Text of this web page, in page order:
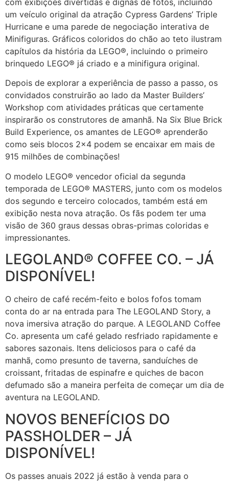
um veículo original da atração Cypress Gardens’ Triple
Hurricane e uma parede de negociação interativa de
Minifiguras. Gráficos coloridos do chão ao teto ilustram
capítulos da história da LEGO®, incluindo o primeiro
brinquedo LEGO® já criado e a minifigura original.
Depois de explorar a experiência de passo a passo, os
convidados construirão ao lado da Master Builders’
Workshop com atividades práticas que certamente
inspirarão os construtores de amanhã. Na Six Blue Brick
Build Experience, os amantes de LEGO® aprenderão
como seis blocos 2×4 podem se encaixar em mais de
915 milhões de combinações!
O modelo LEGO® vencedor oficial da segunda
temporada de LEGO® MASTERS, junto com os modelos
dos segundo e terceiro colocados, também está em
exibição nesta nova atração. Os fãs podem ter uma
visão de 360 ​​graus dessas obras-primas coloridas e
impressionantes.
LEGOLAND® COFFEE CO. – JÁ
DISPONÍVEL!
O cheiro de café recém-feito e bolos fofos tomam
conta do ar na entrada para The LEGOLAND Story, a
nova imersiva atração do parque. A LEGOLAND Coffee
Co. apresenta um café gelado resfriado rapidamente e
sabores sazonais. Itens deliciosos para o café da
manhã, como presunto de taverna, sanduíches de
croissant, fritadas de espinafre e quiches de bacon
defumado são a maneira perfeita de começar um dia de
aventura na LEGOLAND.
NOVOS BENEFÍCIOS DO
PASSHOLDER – JÁ
DISPONÍVEL!
Os passes anuais 2022 já estão à venda para o